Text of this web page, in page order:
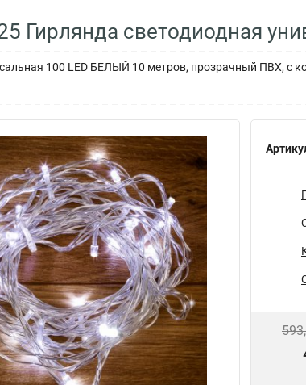
Гирлянда светодиодная
100 LED БЕЛЫЙ 10 метров, прозрачный ПВХ, с